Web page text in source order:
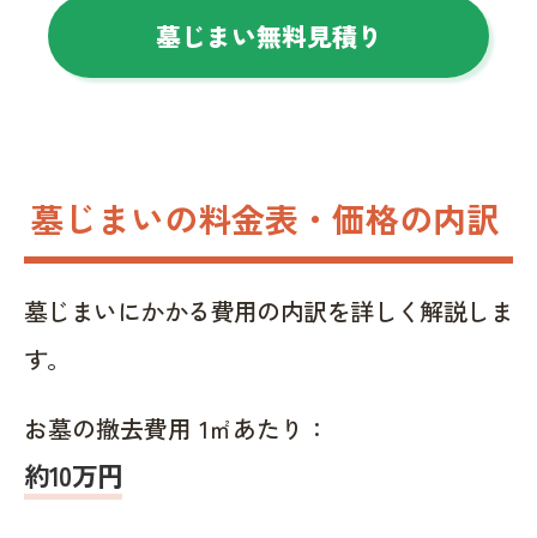
墓じまい無料見積り
墓じまいの料金表・価格の内訳
墓じまいにかかる費用の内訳を詳しく解説しま
す。
お墓の撤去費用 1㎡あたり：
約10万円